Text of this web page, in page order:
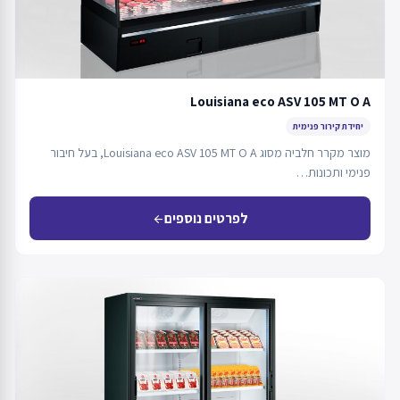
Louisiana eco ASV 105 MT O A
יחידת קירור פנימית
מוצר מקרר חלביה מסוג Louisiana eco ASV 105 MT O A, בעל חיבור
פנימי ותכונות…
לפרטים נוספיםarrow_back